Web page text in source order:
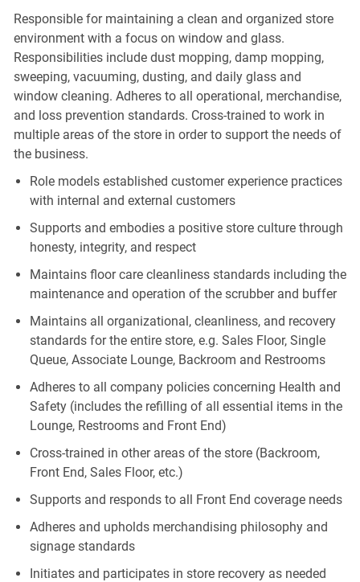
Responsible for maintaining a clean and organized store
environment with a focus on window and glass.
Responsibilities include dust mopping, damp mopping,
sweeping, vacuuming, dusting, and daily glass and
window cleaning. Adheres to all operational, merchandise,
and loss prevention standards. Cross-trained to work in
multiple areas of the store in order to support the needs of
the business.
Role models established customer experience practices
with internal and external customers
Supports and embodies a positive store culture through
honesty, integrity, and respect
Maintains floor care cleanliness standards including the
maintenance and operation of the scrubber and buffer
Maintains all organizational, cleanliness, and recovery
standards for the entire store, e.g. Sales Floor, Single
Queue, Associate Lounge, Backroom and Restrooms
Adheres to all company policies concerning Health and
Safety (includes the refilling of all essential items in the
Lounge, Restrooms and Front End)
Cross-trained in other areas of the store (Backroom,
Front End, Sales Floor, etc.)
Supports and responds to all Front End coverage needs
Adheres and upholds merchandising philosophy and
signage standards
Initiates and participates in store recovery as needed